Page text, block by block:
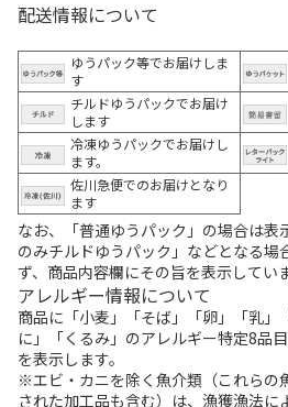
配送情報について
ゆうパック等でお届けしま
す
チルドゆうパックでお届け
します
冷凍ゆうパックでお届けし
ます。
佐川急便でのお届けとなり
ます
なお、「普通ゆうパック」の場合は表
のみチルドゆうパック」などとなる場
ず、商品内容欄にその旨を表示していま
アレルギー情報について
商品に「小麦」「そば」「卵」「乳」
に」「くるみ」のアレルギー特定8品
を表示します。
※エビ・カニを除く魚介類（これらの
された加工品も含む）は、漁獲漁法に